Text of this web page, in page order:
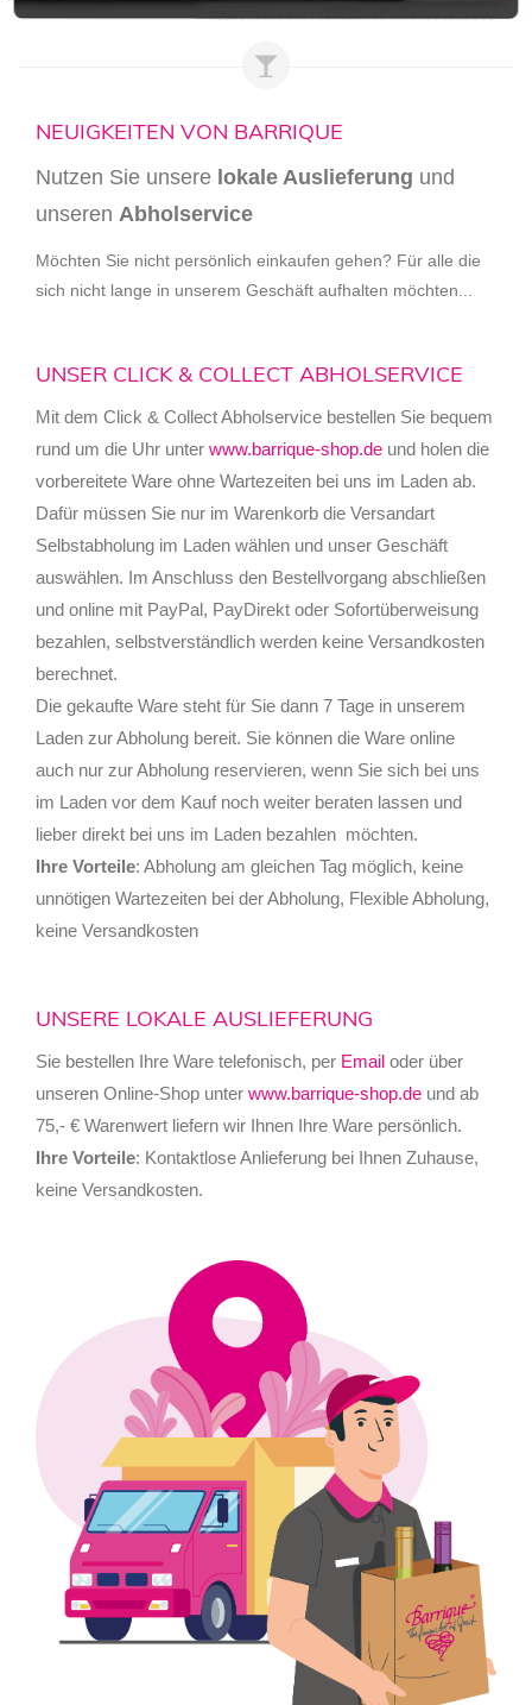
NEUIGKEITEN VON BARRIQUE
Nutzen Sie unsere lokale Auslieferung und
unseren Abholservice
Möchten Sie nicht persönlich einkaufen gehen? Für alle die
sich nicht lange in unserem Geschäft aufhalten möchten...
UNSER CLICK & COLLECT ABHOLSERVICE
Mit dem Click & Collect Abholservice bestellen Sie bequem
rund um die Uhr unter www.barrique-shop.de und holen die
vorbereitete Ware ohne Wartezeiten bei uns im Laden ab.
Dafür müssen Sie nur im Warenkorb die Versandart
Selbstabholung im Laden wählen und unser Geschäft
auswählen. Im Anschluss den Bestellvorgang abschließen
und online mit PayPal, PayDirekt oder Sofortüberweisung
bezahlen, selbstverständlich werden keine Versandkosten
berechnet.
Die gekaufte Ware steht für Sie dann 7 Tage in unserem
Laden zur Abholung bereit. Sie können die Ware online
auch nur zur Abholung reservieren, wenn Sie sich bei uns
im Laden vor dem Kauf noch weiter beraten lassen und
lieber direkt bei uns im Laden bezahlen möchten.
Ihre Vorteile: Abholung am gleichen Tag möglich, keine
unnötigen Wartezeiten bei der Abholung, Flexible Abholung,
keine Versandkosten
UNSERE LOKALE AUSLIEFERUNG
Sie bestellen Ihre Ware telefonisch, per Email oder über
unseren Online-Shop unter www.barrique-shop.de und ab
75,- € Warenwert liefern wir Ihnen Ihre Ware persönlich.
Ihre Vorteile: Kontaktlose Anlieferung bei Ihnen Zuhause,
keine Versandkosten.